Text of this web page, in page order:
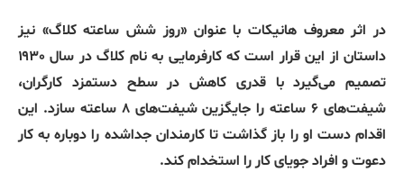
در اثر معروف هانیکات با عنوان «روز شش ساعته کلاگ» نیز
داستان از این قرار است که کارفرمایی به نام کلاگ در سال ۱۹۳۰
تصمیم می‌گیرد با قدری کاهش در سطح دستمزد کارگران،
شیفت‌های ۶ ساعته را جایگزین شیفت‌های ۸ ساعته سازد
. این
اقدام دست او را باز گذاشت تا کارمندان جداشده را دوباره به کار
دعوت و افراد جویای کار را استخدام کند.